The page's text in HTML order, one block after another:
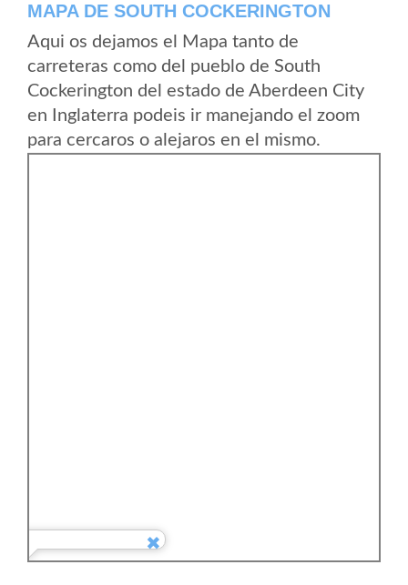
MAPA DE SOUTH COCKERINGTON
Aqui os dejamos el Mapa tanto de
carreteras como del pueblo de South
Cockerington del estado de Aberdeen City
en Inglaterra podeis ir manejando el zoom
para cercaros o alejaros en el mismo.